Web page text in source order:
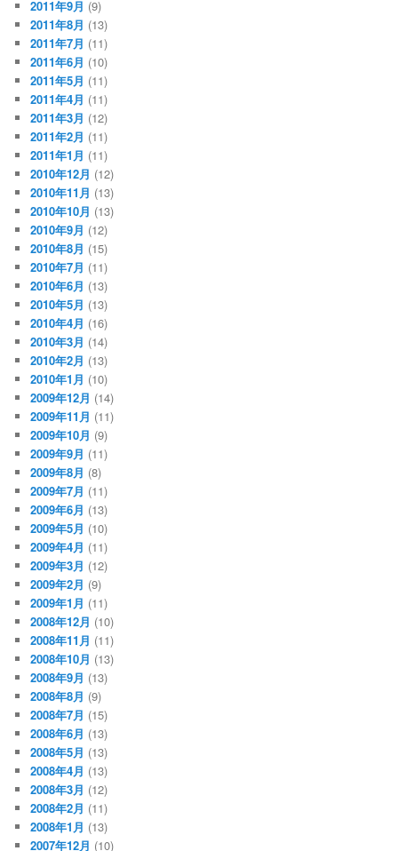
2011年9月 (9)
2011年8月 (13)
2011年7月 (11)
2011年6月 (10)
2011年5月 (11)
2011年4月 (11)
2011年3月 (12)
2011年2月 (11)
2011年1月 (11)
2010年12月 (12)
2010年11月 (13)
2010年10月 (13)
2010年9月 (12)
2010年8月 (15)
2010年7月 (11)
2010年6月 (13)
2010年5月 (13)
2010年4月 (16)
2010年3月 (14)
2010年2月 (13)
2010年1月 (10)
2009年12月 (14)
2009年11月 (11)
2009年10月 (9)
2009年9月 (11)
2009年8月 (8)
2009年7月 (11)
2009年6月 (13)
2009年5月 (10)
2009年4月 (11)
2009年3月 (12)
2009年2月 (9)
2009年1月 (11)
2008年12月 (10)
2008年11月 (11)
2008年10月 (13)
2008年9月 (13)
2008年8月 (9)
2008年7月 (15)
2008年6月 (13)
2008年5月 (13)
2008年4月 (13)
2008年3月 (12)
2008年2月 (11)
2008年1月 (13)
2007年12月 (10)